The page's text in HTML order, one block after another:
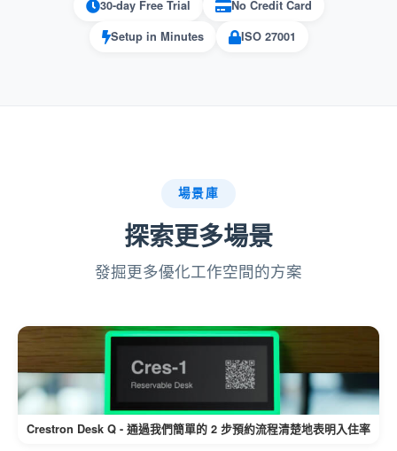
可定製的訪問：
通過為使用者提供正確的工具和訪問許
可權來簡化工作流程。
來減少混淆。
角色範圍廣：
涵蓋所有關鍵領域，如資源預約、訪客
30-day Free Trial
No Credit Card
Setup in Minutes
ISO 27001
場景庫
探索更多場景
發掘更多優化工作空間的方案
Crestron Desk Q - 通過我們簡單的 2 步預約流程清楚地表明入住率